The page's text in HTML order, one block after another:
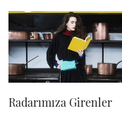
Radarımıza Girenler